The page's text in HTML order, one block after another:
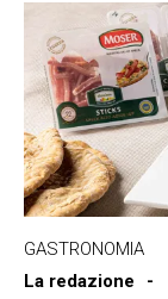
GASTRONOMIA
La redazione